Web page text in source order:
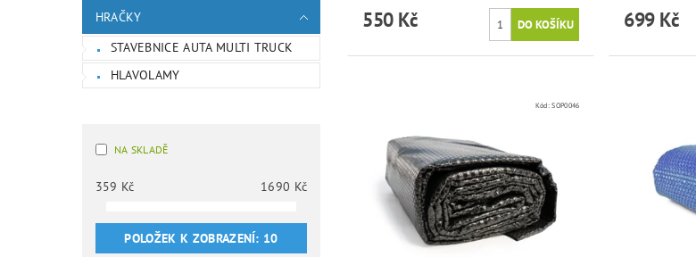
HRAČKY
STAVEBNICE AUTA MULTI TRUCK
HLAVOLAMY
NA SKLADĚ
359 Kč 1690 Kč
POLOŽEK K ZOBRAZENÍ: 10
550 Kč 699 Kč
Kód:SOP0046